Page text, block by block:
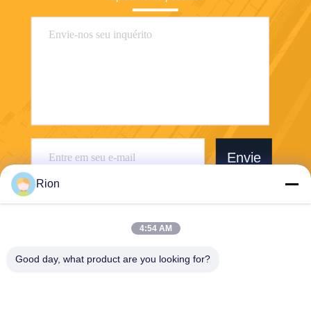
Envie
Shenzhen Rion Technology Co., Ltd.
Rion
4:54 AM
Good day, what product are you looking for?